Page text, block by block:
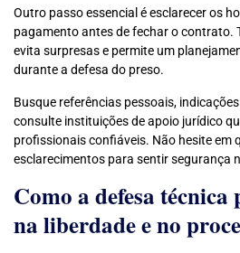
Outro passo essencial é esclarecer os
pagamento antes de fechar o contrato.
evita surpresas e permite um
durante a defesa do preso.
Busque referências pessoais,
consulte instituições de apoio jurídico
profissionais confiáveis. Não hesite em
esclarecimentos para sentir segurança
Como a defesa
na liberdade e no